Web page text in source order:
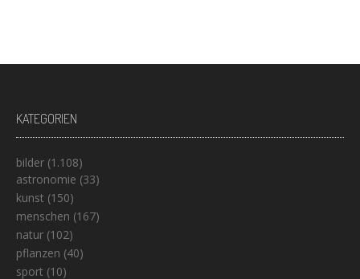
KATEGORIEN
bilder (1.108)
astronomie (33)
kunst (150)
menschen (167)
natur (102)
pflanzen (40)
sport (10)